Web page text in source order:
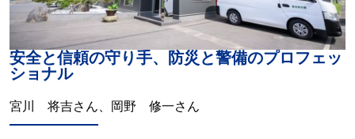
安全と信頼の守り手、防災と警備のプロフェッ
ショナル
宮川 将吉さん、岡野 修一さん